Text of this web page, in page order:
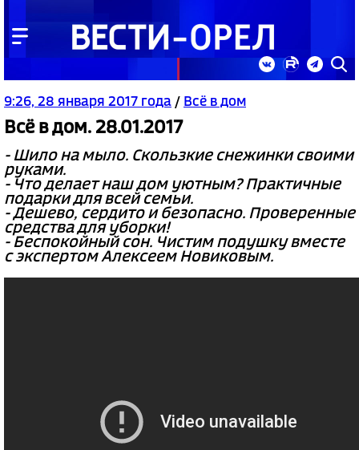
9:26, 28 января 2017 года / Всё в дом
Всё в дом. 28.01.2017
- Шило на мыло. Скользкие снежинки своими
руками.
- Что делает наш дом уютным? Практичные
подарки для всей семьи.
- Дешево, сердито и безопасно. Проверенные
средства для уборки!
- Беспокойный сон. Чистим подушку вместе
с экспертом Алексеем Новиковым.